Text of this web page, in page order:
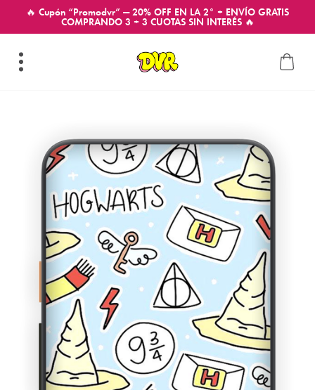
🔥 Cupón “Promodvr” — 20% OFF EN LA 2° + ENVÍO GRATIS
COMPRANDO 3 + 3 CUOTAS SIN INTERÉS 🔥